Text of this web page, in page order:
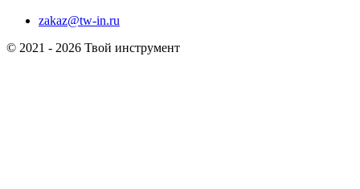
zakaz@tw-in.ru
© 2021 - 2026 Твой инструмент